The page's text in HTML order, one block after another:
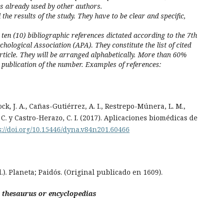
already used by other authors.
results of the study. They have to be clear and specific,
(10) bibliographic references dictated according to the 7th
Association (APA). They constitute the list of cited
They will be arranged alphabetically. More than 60%
of the number. Examples of references:
J. A., Cañas-Gutiérrez, A. I., Restrepo-Múnera, L. M.,
y Castro-Herazo, C. I. (2017). Aplicaciones biomédicas de
doi.org/10.15446/dyna.v84n201.60466
Planeta; Paidós. (Original publicado en 1609).
or encyclopedias